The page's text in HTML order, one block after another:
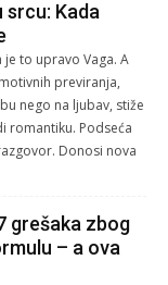
srcu: Kada
to upravo Vaga. A
previranja,
nego na ljubav, stiže
romantiku. Podseća
Donosi nova
grešaka zbog
– a ova